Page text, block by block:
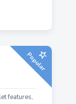
Popular
features,